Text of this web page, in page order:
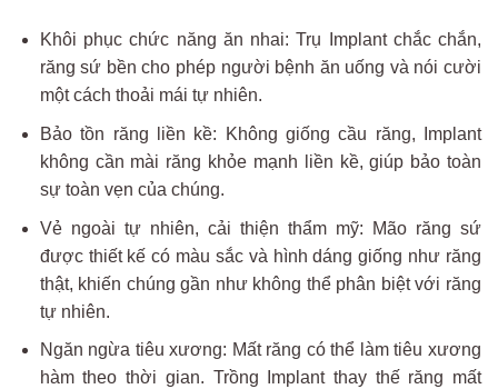
Khôi phục chức năng ăn nhai: Trụ Implant chắc chắn,
răng sứ bền cho phép người bệnh ăn uống và nói cười
một cách thoải mái tự nhiên.
Bảo tồn răng liền kề: Không giống cầu răng, Implant
không cần mài răng khỏe mạnh liền kề, giúp bảo toàn
sự toàn vẹn của chúng.
Vẻ ngoài tự nhiên, cải thiện thẩm mỹ: Mão răng sứ
được thiết kế có màu sắc và hình dáng giống như răng
thật, khiến chúng gần như không thể phân biệt với răng
tự nhiên.
Ngăn ngừa tiêu xương: Mất răng có thể làm tiêu xương
hàm theo thời gian. Trồng Implant thay thế răng mất